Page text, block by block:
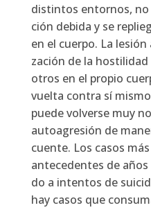
dis­tin­tos entor­nos,
ción debi­da y se
en el cuer­po. La
za­ción de la
otros en el pro­pio
vuel­ta con­tra sí
pue­de vol­ver­se muy
auto­agre­sión de
cuen­te. Los casos
ante­ce­den­tes de
do a inten­tos de
hay casos que